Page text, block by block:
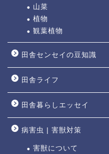
山菜
植物
観葉植物
田舎センセイの豆知識
田舎ライフ
田舎暮らしエッセイ
病害虫 | 害獣対策
害獣について